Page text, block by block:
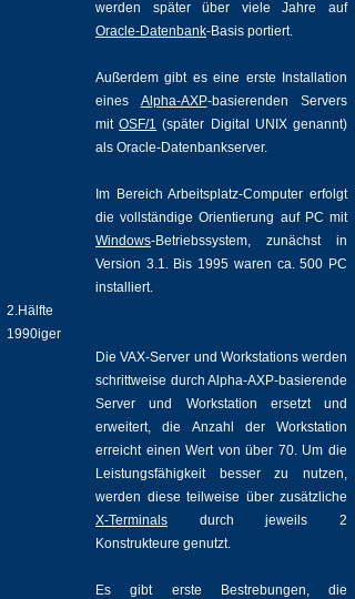
werden später über viele Jahre auf
Oracle-Datenbank-Basis portiert.
Außerdem gibt es eine erste Installation
eines Alpha-AXP-basierenden Servers
mitOSF/1 (später Digital UNIX genannt)
als Oracle-Datenbankserver.
Im Bereich Arbeitsplatz-Computer erfolgt
die vollständige Orientierung auf PC mit
Windows-Betriebssystem, zunächst in
Version 3.1. Bis 1995 waren ca. 500 PC
installiert.
2.Hälfte
1990iger
Die VAX-Server und Workstations werden
schrittweise durch Alpha-AXP-basierende
Server und Workstation ersetzt und
erweitert, die Anzahl der Workstation
erreicht einen Wert von über 70. Um die
Leistungsfähigkeit besser zu nutzen,
werden diese teilweise über zusätzliche
X-Terminals durch jeweils 2
Konstrukteure genutzt.
Es gibt erste Bestrebungen, die